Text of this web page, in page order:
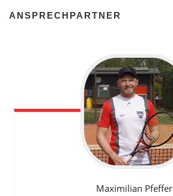
ANSPRECHPARTNER
Maximilian Pfeffer